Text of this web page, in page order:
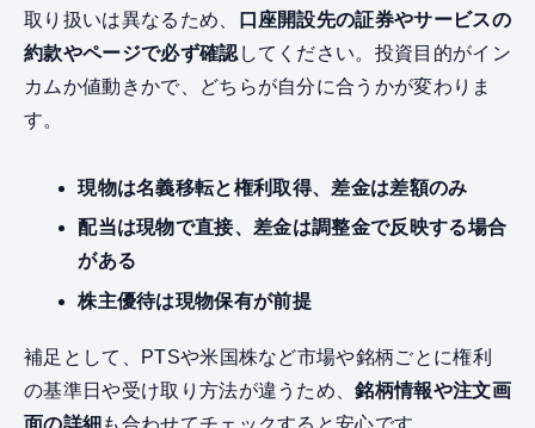
取り扱いは異なるため、
口座開設先の証券やサービスの
約款やページで必ず確認 してください。投資目的がイン
カムか値動きかで、どちらが自分に合うかが変わりま
す。
現物は名義移転と権利取得、差金は差額のみ
配当は現物で直接、差金は調整金で反映する場合
がある
株主優待は現物保有が前提
補足として、PTSや米国株など市場や銘柄ごとに権利
の基準日や受け取り方法が違うため、銘柄情報や注文画
面の詳細 も合わせてチェックすると安心です。